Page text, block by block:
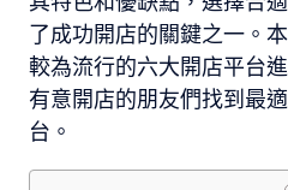
了成功開店的關鍵之一。
較為流行的六大開店平台
有意開店的朋友們找到最
台。